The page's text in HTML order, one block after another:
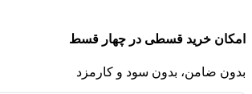
امکان خرید قسطی در چهار قسط
بدون ضامن، بدون سود و کارمزد